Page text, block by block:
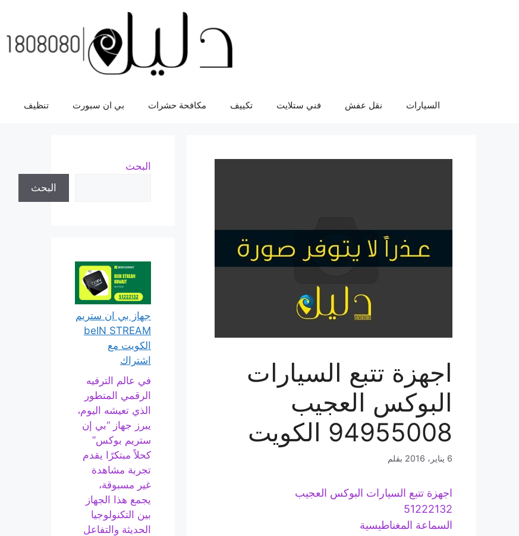
السيارات نقل عفش فني ستلايت تكييف مكافحة حشرات بي ان سبورت تنظيف
اجهزة تتبع السيارات
البوكس العجيب
94955008 الكويت
6 يناير، 2016 بقلم
اجهزة تتبع السيارات البوكس العجيب
51222132
السماعة المغناطيسية
البحث
البحث
جهاز بي ان ستريم
beIN STREAM
الكويت مع
اشتراك
في عالم الترفيه
الرقمي المتطور
الذي تعيشه اليوم،
يبرز جهاز “بي إن
ستريم بوكس”
كحلاً مبتكرًا يقدم
تجربة مشاهدة
غير مسبوقة،
يجمع هذا الجهاز
بين التكنولوجيا
الحديثة والتفاعل